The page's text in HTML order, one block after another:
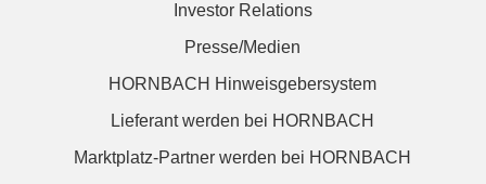
Investor Relations
Presse/Medien
HORNBACH Hinweisgebersystem
Lieferant werden bei HORNBACH
Marktplatz-Partner werden bei HORNBACH